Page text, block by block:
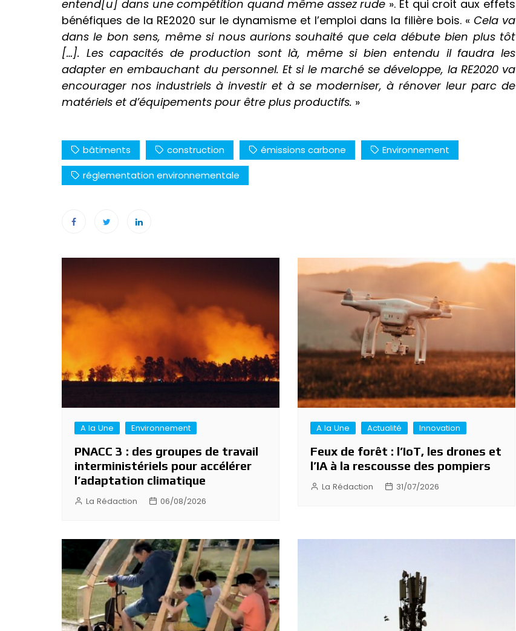
entend[u] dans une compétition quand même assez rude ». Et qui croit aux effets
bénéfiques de la RE2020 sur le dynamisme et l’emploi dans la filière bois. « Cela va
dans le bon sens, même si nous aurions souhaité que cela débute bien plus tôt
[…]. Les capacités de production sont là, même si bien entendu il faudra les
adapter en embauchant du personnel. Et si le marché se développe, la RE2020 va
encourager nos industriels à investir et à se moderniser, à rénover leur parc de
matériels et d’équipements pour être plus productifs. »
bâtiments construction émissions carbone
Environnement
réglementation environnementale
de
l’article
A la Une Environnement
PNACC 3 : des groupes de travail
interministériels pour accélérer
l’adaptation climatique
La Rédaction 06/08/2026
A la Une Actualité Innovation
Feux de forêt : l’IoT, les drones et
l’IA à la rescousse des pompiers
La Rédaction 31/07/2026